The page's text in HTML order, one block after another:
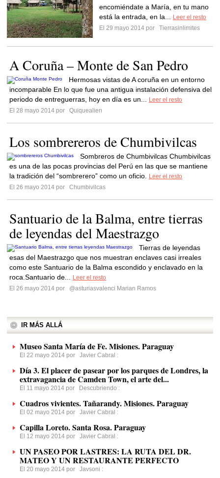
encomiéndate a María, en tu mano
está la entrada, en la...
Leer el resto
El 29 mayo 2014 por
Tierrasinlimites
A Coruña – Monte de San Pedro
Hermosas vistas de A coruña en un entorno
incomparable En lo que fue una antigua instalación defensiva del
periodo de entreguerras, hoy en día es un...
Leer el resto
El 28 mayo 2014 por
Quiquealien
Los sombrereros de Chumbivilcas
Sombreros de Chumbivilcas Chumbivilcas
es una de las pocas provincias del Perú en las que se mantiene
la tradición del “sombrerero” como un oficio.
Leer el resto
El 26 mayo 2014 por
Chumbivilcas
Santuario de la Balma, entre tierras
de leyendas del Maestrazgo
Tierras de leyendas
esas del Maestrazgo que nos muestran enclaves casi irreales
como este Santuario de la Balma escondido y enclavado en la
roca.Santuario de...
Leer el resto
El 26 mayo 2014 por
@asturiasvalenci Marian Ramos
IR MÁS ALLÁ
Museo Santa María de Fe. Misiones. Paraguay
El 22 mayo 2014 por Javier Cabral :
Día 3. El placer de pasear por los parques de Londres, la
extravagancia de Camden Town, el arte del...
El 11 mayo 2014 por Descubriendo :
Cuadros vivientes. Tañarandy. Misiones. Paraguay
El 02 mayo 2014 por Javier Cabral :
Capilla Loreto. Santa Rosa. Paraguay
El 12 mayo 2014 por Javier Cabral :
UN PASEO POR LASTRES: LA RUTA DEL DR.
MATEO Y UN RESTAURANTE PERFECTO
El 20 mayo 2014 por Javsoni :